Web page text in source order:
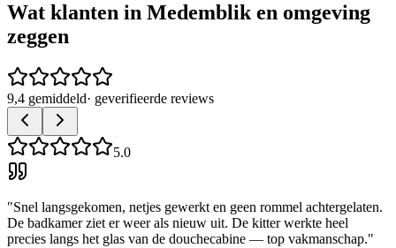
Wat klanten in Medembliken omgeving
zeggen
9,4 gemiddeld· geverifieerde reviews
5.0
"Snel langsgekomen, netjes gewerkt en geen rommel achtergelaten.
De badkamer ziet er weer als nieuw uit. De kitter werkte heel
precies langs het glas van de douchecabine — top vakmanschap."